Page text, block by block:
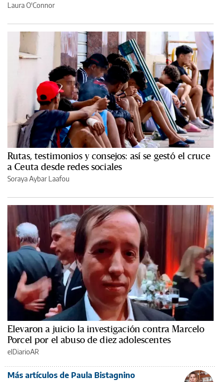
Laura O'Connor
Rutas, testimonios y consejos: así se gestó el cruce
a Ceuta desde redes sociales
Soraya Aybar Laafou
Elevaron a juicio la investigación contra Marcelo
Porcel por el abuso de diez adolescentes
elDiarioAR
Más artículos de Paula Bistagnino